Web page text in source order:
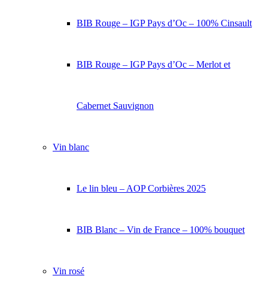
BIB Rouge – IGP Pays d’Oc – 100% Cinsault
BIB Rouge – IGP Pays d’Oc – Merlot et
Cabernet Sauvignon
Vin blanc
Le lin bleu – AOP Corbières 2025
BIB Blanc – Vin de France – 100% bouquet
Vin rosé